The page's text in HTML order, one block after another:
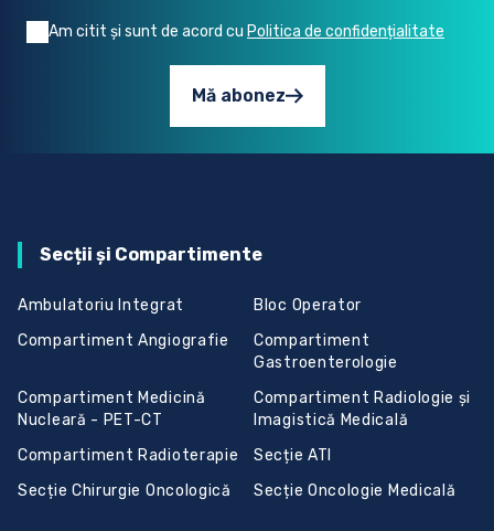
Am citit și sunt de acord cu Politica de confidențialitate
Mă abonez
Secții și Compartimente
Ambulatoriu Integrat
Bloc Operator
Compartiment Angiografie
Compartiment
Gastroenterologie
Compartiment Medicină
Nucleară - PET-CT
Compartiment Radiologie și
Imagistică Medicală
Compartiment Radioterapie
Secție ATI
Secție Chirurgie Oncologică
Secție Oncologie Medicală